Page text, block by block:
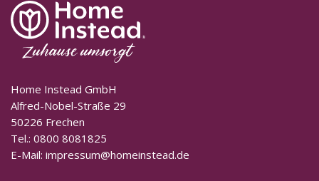
Home Instead GmbH
Alfred-Nobel-Straße 29
50226 Frechen
Tel.: 0800 8081825
E-Mail: impressum@homeinstead.de